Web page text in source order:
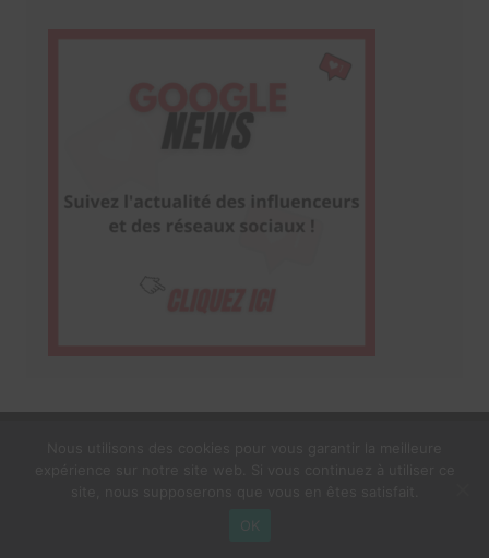
À propos
OK